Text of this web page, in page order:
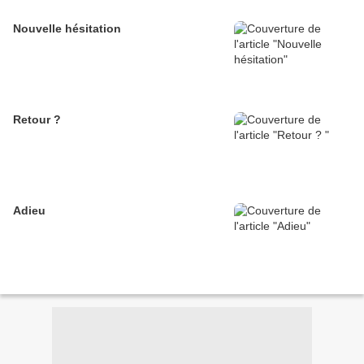
Nouvelle hésitation
Retour ?
Adieu